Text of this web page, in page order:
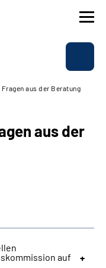
aus der Beratung
aus der
auf